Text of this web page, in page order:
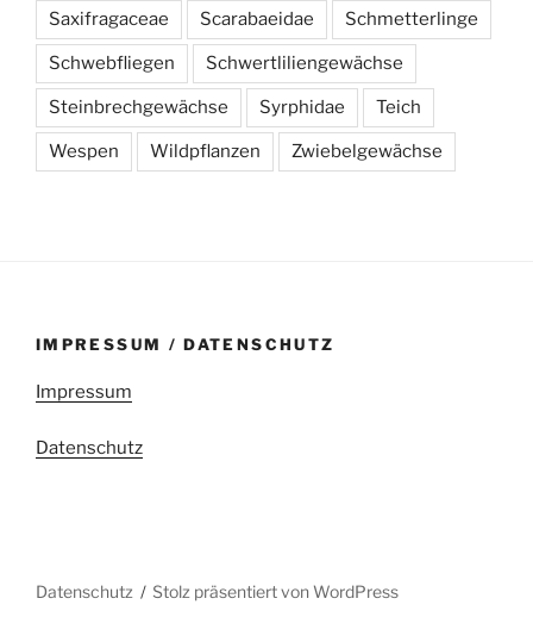
Saxifragaceae Scarabaeidae Schmetterlinge
Schwebfliegen Schwertliliengewächse
Steinbrechgewächse Syrphidae Teich
Wespen Wildpflanzen Zwiebelgewächse
IMPRESSUM / DATENSCHUTZ
Impressum
Datenschutz
Datenschutz Stolz präsentiert von WordPress